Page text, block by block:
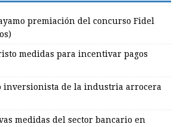
premiación del concurso Fidel
medidas para incentivar pagos
inversionista de la industria arrocera
medidas del sector bancario en